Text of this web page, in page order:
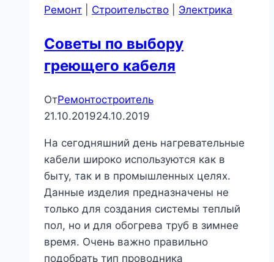
Ремонт
Строительство Электрика
Советы по выбору
греющего кабеля
ОтРемонтостроитель
21.10.201924.10.2019
На сегодняшний день нагревательные
кабели широко используются как в
быту, так и в промышленных целях.
Данные изделия предназначены не
только для создания системы теплый
пол, но и для обогрева труб в зимнее
время. Очень важно правильно
подобрать тип проводника